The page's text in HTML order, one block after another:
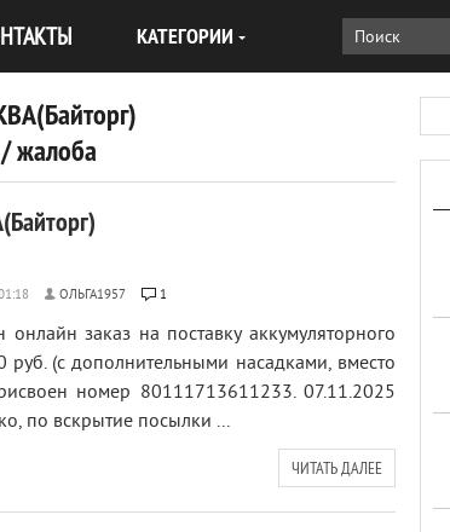
КАТЕГОРИИ
жалоба
ОЛЬГА1957 1
заказ на поставку аккумуляторного
руб. (с дополнительными насадками, вместо
номер 80111713611233. 07.11.2025
по вскрытие посылки ...
ЧИТАТЬ ДАЛЕЕ